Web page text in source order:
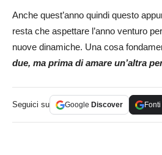
Anche quest’anno quindi questo
resta che aspettare l’anno venturo
nuove dinamiche. Una cosa
due, ma prima di amare un’altra
Seguici su Google Discover Fonti